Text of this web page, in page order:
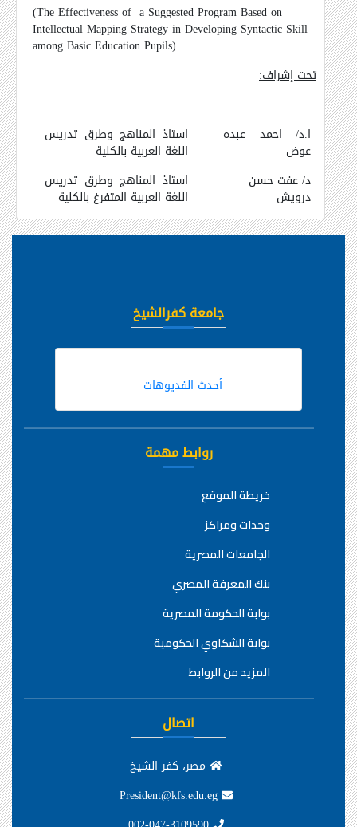
(The Effectiveness of a Suggested Program Based on
Intellectual Mapping Strategy in Developing Syntactic Skill
among Basic Education Pupils)
تحت إشراف:
ا.د/ احمد عبده
عوض
استاذ المناهج وطرق تدريس
اللغة العربية بالكلية
د/ عفت حسن
درويش
استاذ المناهج وطرق تدريس
اللغة العربية المتفرغ بالكلية
جامعة كفرالشيخ
أحدث الفديوهات
روابط مهمة
خريطة الموقع
وحدات ومراكز
الجامعات المصرية
بنك المعرفة المصري
بوابة الحكومة المصرية
بوابة الشكاوي الحكومية
المزيد من الروابط
اتصال
مصر، كفر الشيخ